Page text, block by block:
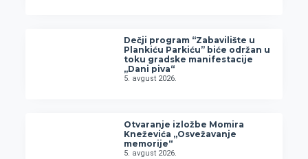
Dečji program “Zabavilište u
Plankiću Parkiću” biće održan u
toku gradske manifestacije
„Dani piva“
5. avgust 2026.
Otvaranje izložbe Momira
Kneževića „Osvežavanje
memorije“
5. avgust 2026.